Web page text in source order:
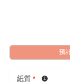
預
紙質 *